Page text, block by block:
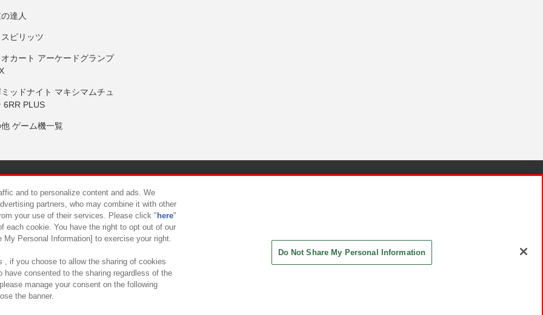
達人
ピリッツ
カート アーケードグランプ
ッドナイト マキシマムチュ
6RR PLUS
ゲーム機一覧
について カスタマーハラスメント対応方針
and to personalize content and ads. We
partners, who may combine it with other
your use of their services. Please click " here"
each cookie. You have the right to opt out of our
Personal Information] to exercise your right.
, if you choose to allow the sharing of cookies
have consented to the sharing regardless of the
manage your consent on the following
the banner.
Do Not Share My Personal Information